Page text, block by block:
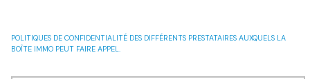
POLITIQUES DE CONFIDENTIALITÉ DES DIFFÉRENTS PRESTATAIRES AUXQUELS LA
BOÎTE IMMO PEUT FAIRE APPEL.